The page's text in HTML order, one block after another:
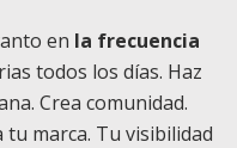
en la frecuencia
todos los días. Haz
Crea comunidad.
tu marca. Tu visibilidad